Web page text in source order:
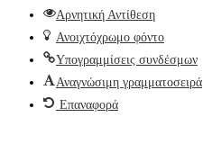
Αρνητική Αντίθεση
Ανοιχτόχρωμο φόντο
Υπογραμμίσεις συνδέσμων
Αναγνώσιμη γραμματοσειρά
Επαναφορά